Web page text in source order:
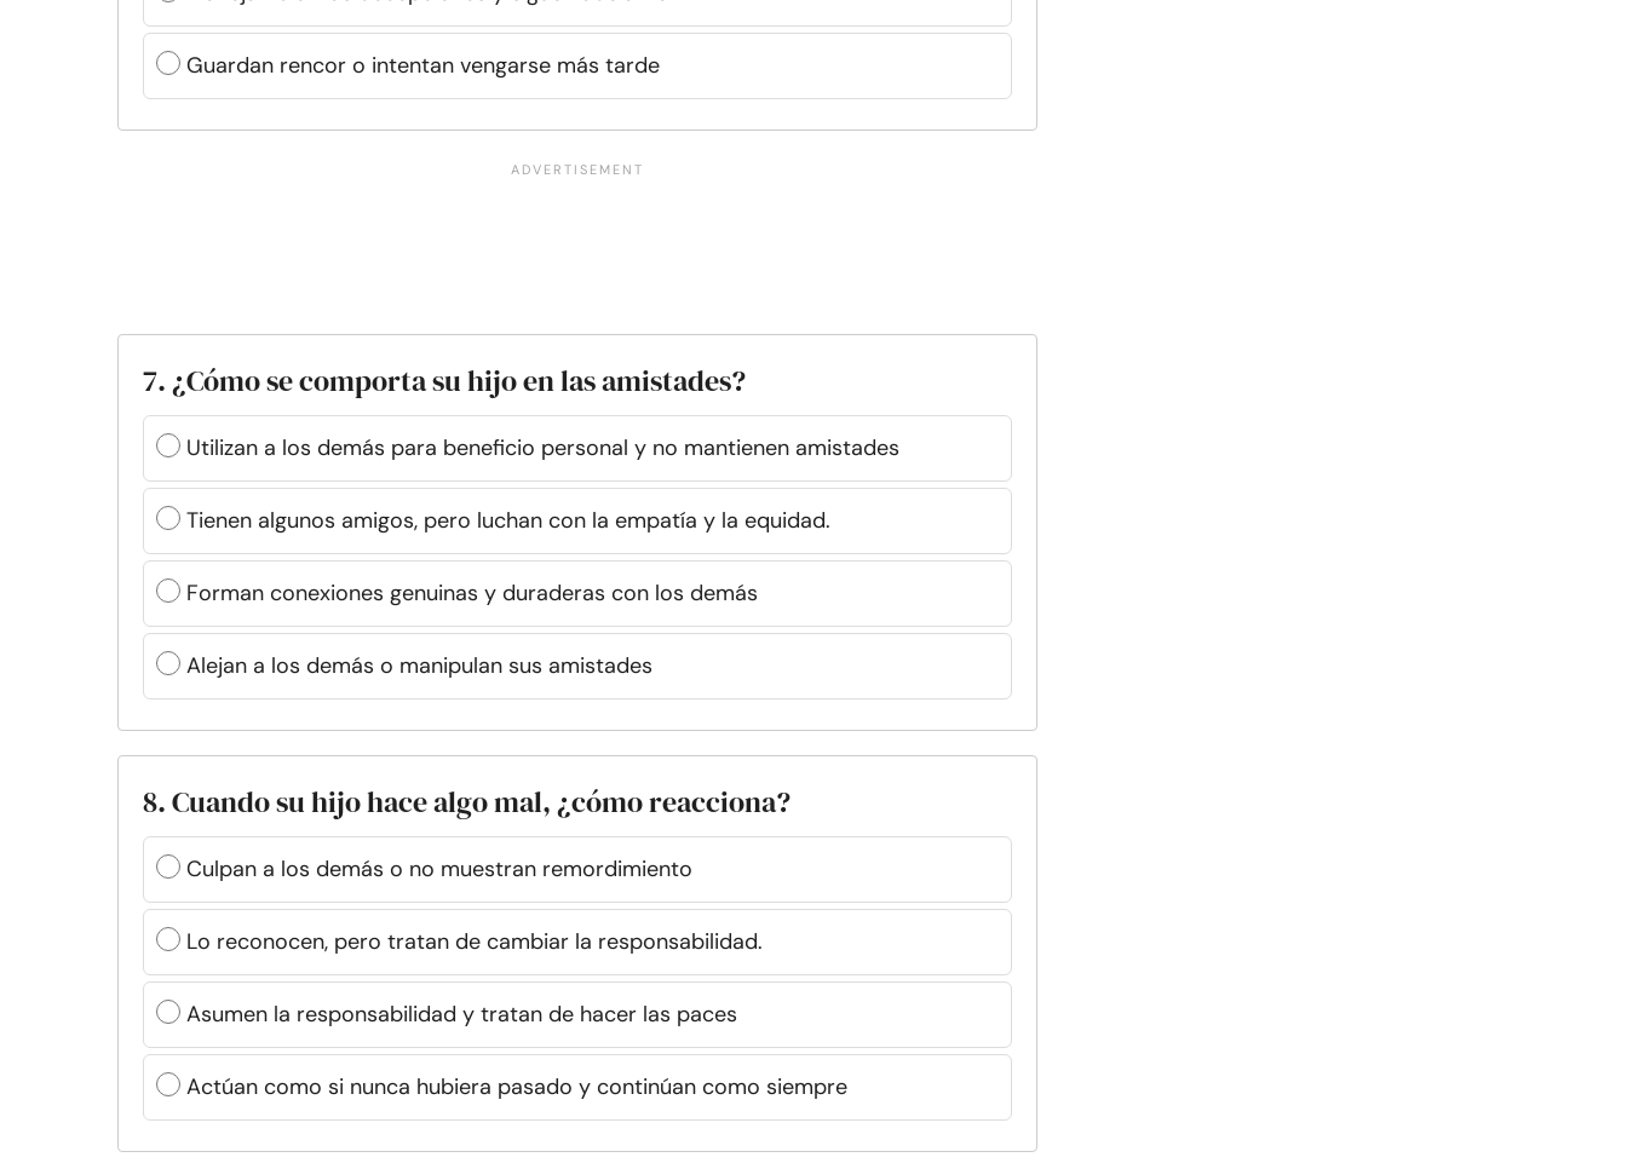
Guardan rencor o intentan vengarse más tarde
7. ¿Cómo se comporta su hijo en las amistades?
Utilizan a los demás para beneficio personal y no mantienen amistades
Tienen algunos amigos, pero luchan con la empatía y la equidad.
Forman conexiones genuinas y duraderas con los demás
Alejan a los demás o manipulan sus amistades
8. Cuando su hijo hace algo mal, ¿cómo reacciona?
Culpan a los demás o no muestran remordimiento
Lo reconocen, pero tratan de cambiar la responsabilidad.
Asumen la responsabilidad y tratan de hacer las paces
Actúan como si nunca hubiera pasado y continúan como siempre